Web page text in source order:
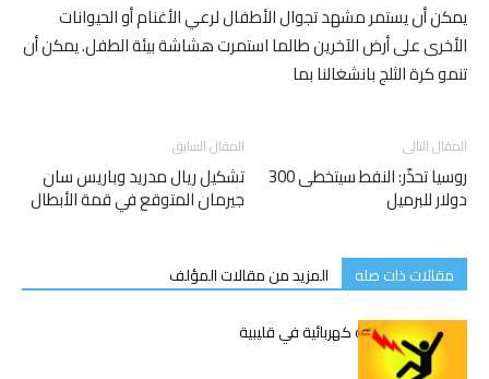
يمكن أن يستمر مشهد تجوال الأطفال لرعي الأغنام أو الحيوانات
الأخرى على أرض الآخرين طالما استمرت هشاشة بيئة الطفل. يمكن أن
تنمو كرة الثلج بانشغالنا بما
المقال السابق
تشكيل ريال مدريد وباريس سان
جيرمان المتوقع في قمة الأبطال
المقال التالى
روسيا تحذّر: النفط سيتخطى 300
دولار للبرميل
مقالات ذات صله
المزيد من مقالات المؤلف
وفاة شاب بصعقة كهربائية في قليبية